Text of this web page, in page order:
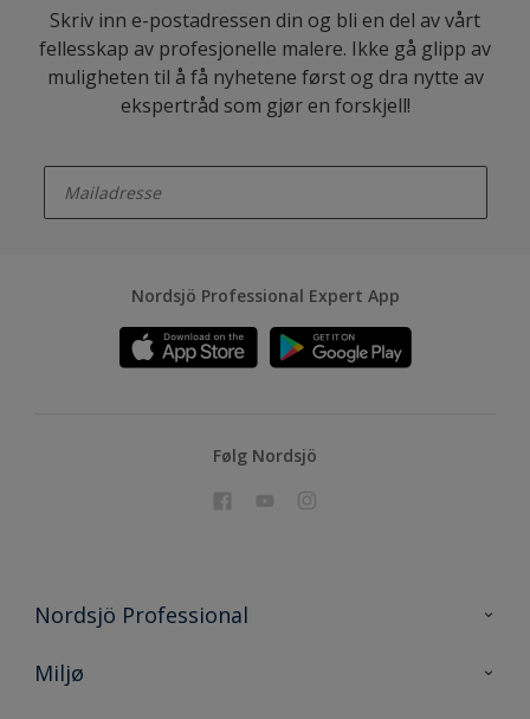
Skriv inn e-postadressen din og bli en del av vårt
fellesskap av profesjonelle malere. Ikke gå glipp av
muligheten til å få nyhetene først og dra nytte av
ekspertråd som gjør en forskjell!
Nordsjö Professional Expert App
Følg Nordsjö
Nordsjö Professional
Kontakt oss
Miljø